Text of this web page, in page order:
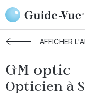
Aller au contenu
Accueil Choisir mon
AFFICHER
GM optic
Opticien à